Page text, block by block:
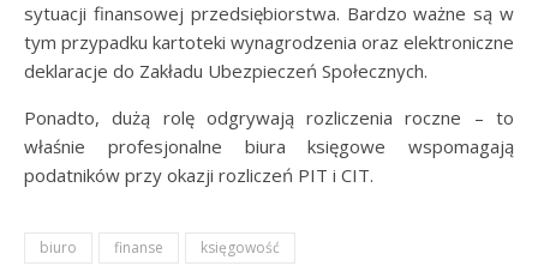
sytuacji finansowej przedsiębiorstwa. Bardzo ważne są w
tym przypadku kartoteki wynagrodzenia oraz elektroniczne
deklaracje do Zakładu Ubezpieczeń Społecznych.
Ponadto, dużą rolę odgrywają rozliczenia roczne – to
właśnie profesjonalne biura księgowe wspomagają
podatników przy okazji rozliczeń PIT i CIT.
biuro finanse księgowość